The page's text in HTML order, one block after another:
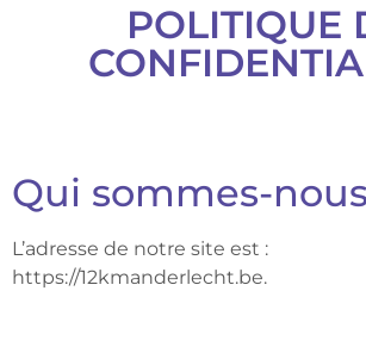
POLITIQUE
Qui sommes-
L’adresse de notre site est :
https://12kmanderlecht.be.